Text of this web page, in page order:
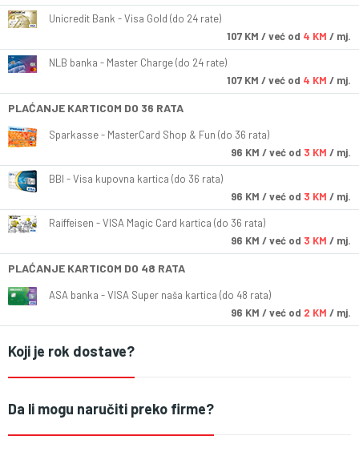
Unicredit Bank - Visa Gold (do 24 rate)
107 KM / već od 4 KM / mj.
NLB banka - Master Charge (do 24 rate)
107 KM / već od 4 KM / mj.
PLAĆANJE KARTICOM DO 36 RATA
Sparkasse - MasterCard Shop & Fun (do 36 rata)
96 KM / već od 3 KM / mj.
BBI - Visa kupovna kartica (do 36 rata)
96 KM / već od 3 KM / mj.
Raiffeisen - VISA Magic Card kartica (do 36 rata)
96 KM / već od 3 KM / mj.
PLAĆANJE KARTICOM DO 48 RATA
ASA banka - VISA Super naša kartica (do 48 rata)
96 KM / već od 2 KM / mj.
Koji je rok dostave?
Da li mogu naručiti preko firme?